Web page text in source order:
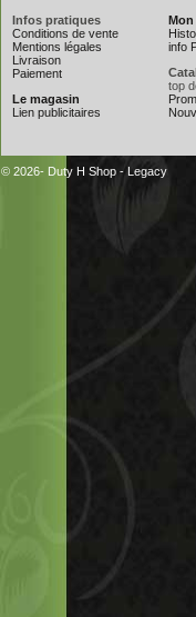
Infos pratiques
Conditions de vente
Mentions légales
Livraison
Paiement
Le magasin
Lien publicitaires
info
top
© 2026- Duty H Shop -Legacy